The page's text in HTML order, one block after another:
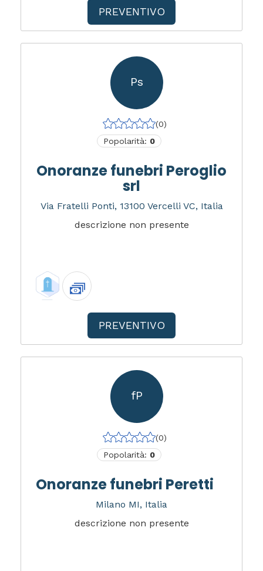
PREVENTIVO
Ps
(0)
Popolarità: 0
Onoranze funebri Peroglio
srl
Via Fratelli Ponti, 13100 Vercelli VC, Italia
descrizione non presente
PREVENTIVO
fP
(0)
Popolarità: 0
Onoranze funebri Peretti
Milano MI, Italia
descrizione non presente